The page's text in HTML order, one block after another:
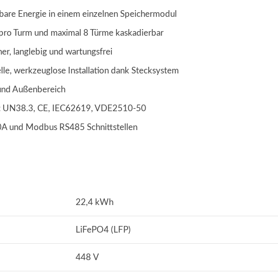
Energie in einem einzelnen Speichermodul
Turm und maximal 8 Türme kaskadierbar
langlebig und wartungsfrei
werkzeuglose Installation dank Stecksystem
Außenbereich
UN38.3, CE, IEC62619, VDE2510-50
und Modbus RS485 Schnittstellen
22,4 kWh
LiFePO4 (LFP)
448 V